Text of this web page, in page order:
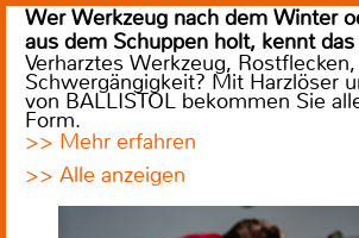
Wer Werkzeug nach dem Winter
aus dem Schuppen holt, kennt
Verharztes Werkzeug, Rostflecken,
Schwergängigkeit? Mit Harzlöser
von BALLISTOL bekommen Sie
Form.
>> Mehr erfahren
>> Alle anzeigen